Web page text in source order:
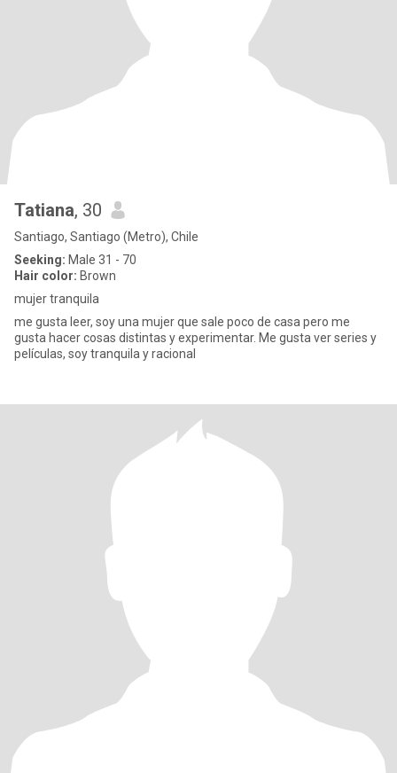
Tatiana, 30
Santiago, Santiago (Metro), Chile
Seeking: Male 31 - 70
Hair color: Brown
mujer tranquila
me gusta leer, soy una mujer que sale poco de casa pero me
gusta hacer cosas distintas y experimentar. Me gusta ver series y
películas, soy tranquila y racional